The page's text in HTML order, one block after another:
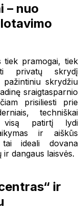
– nuo
tiek pramogai, tiek
privatų skrydį
skrydžiu
sraigtasparnio
prisiliesti prie
techniškai
visą patirtį lydi
ir aiškūs
ideali dovana
dangaus laisvės.
ir